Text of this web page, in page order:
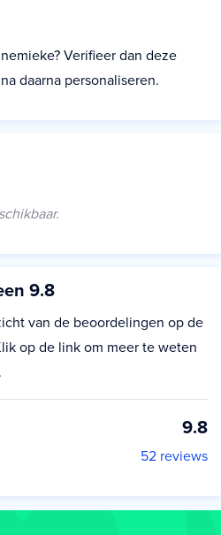
Verifieer dan deze
daarna personaliseren.
9.8
van de beoordelingen op de
op de link om meer te weten
9.8
52 reviews